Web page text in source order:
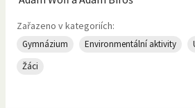
Zařazeno v kategoriích:
Gymnázium Environmentální aktivity
Žáci